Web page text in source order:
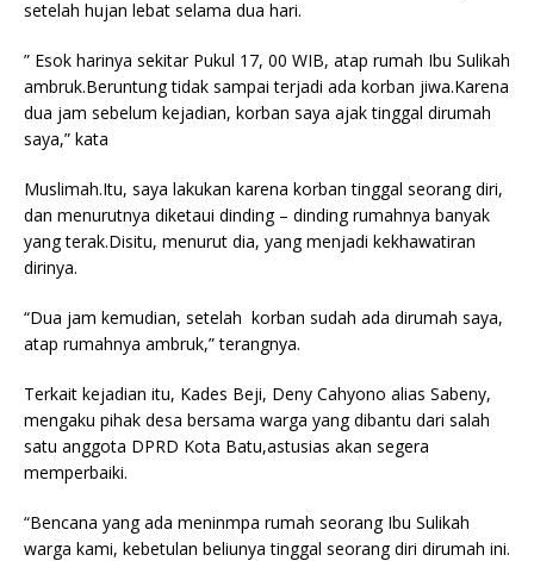
setelah hujan lebat selama dua hari.
” Esok harinya sekitar Pukul 17, 00 WIB, atap rumah Ibu Sulikah
ambruk.Beruntung tidak sampai terjadi ada korban jiwa.Karena
dua jam sebelum kejadian, korban saya ajak tinggal dirumah
saya,” kata
Muslimah.Itu, saya lakukan karena korban tinggal seorang diri,
dan menurutnya diketaui dinding – dinding rumahnya banyak
yang terak.Disitu, menurut dia, yang menjadi kekhawatiran
dirinya.
“Dua jam kemudian, setelah korban sudah ada dirumah saya,
atap rumahnya ambruk,” terangnya.
Terkait kejadian itu, Kades Beji, Deny Cahyono alias Sabeny,
mengaku pihak desa bersama warga yang dibantu dari salah
satu anggota DPRD Kota Batu,astusias akan segera
memperbaiki.
“Bencana yang ada meninmpa rumah seorang Ibu Sulikah
warga kami, kebetulan beliunya tinggal seorang diri dirumah ini.